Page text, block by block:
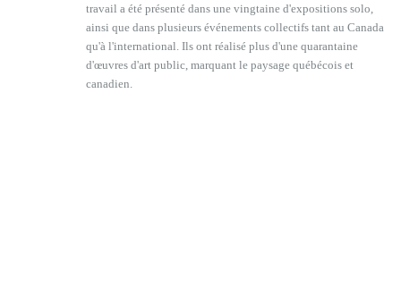
travail a été présenté dans une vingtaine d'expositions solo,
ainsi que dans plusieurs événements collectifs tant au Canada
qu'à l'international. Ils ont réalisé plus d'une quarantaine
d'œuvres d'art public, marquant le paysage québécois et
canadien.